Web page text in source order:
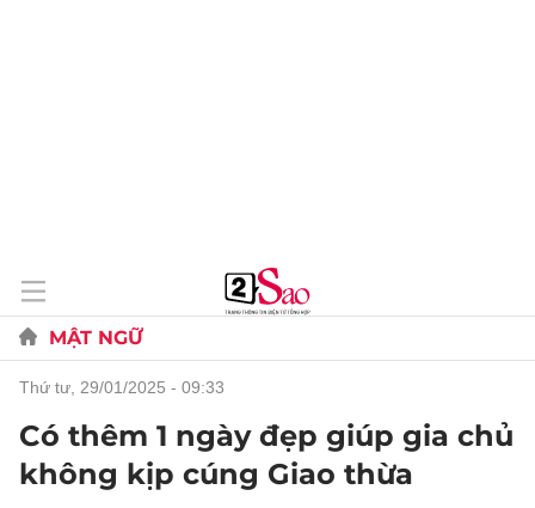
MẬT NGỮ
thứ tư, 29/01/2025 - 09:33
Có thêm 1 ngày đẹp giúp gia chủ
không kịp cúng Giao thừa